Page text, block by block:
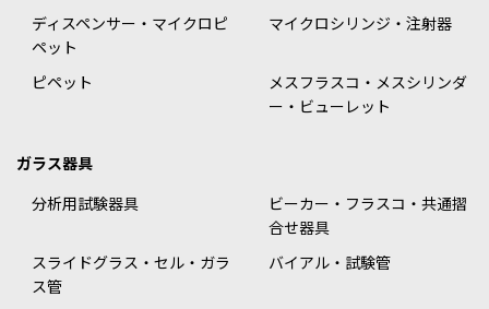
ディスペンサー・マイクロピ
ペット
マイクロシリンジ・注射器
ピペット
メスフラスコ・メスシリンダ
ー・ビューレット
ガラス器具
分析用試験器具
ビーカー・フラスコ・共通摺
合せ器具
スライドグラス・セル・ガラ
ス管
バイアル・試験管